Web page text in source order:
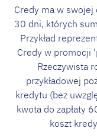
Credy ma w
30 dni, których
Przykład
Credy w promocji
Rzeczywista
przykładowej
kredytu (bez
kwota do zapłaty
koszt